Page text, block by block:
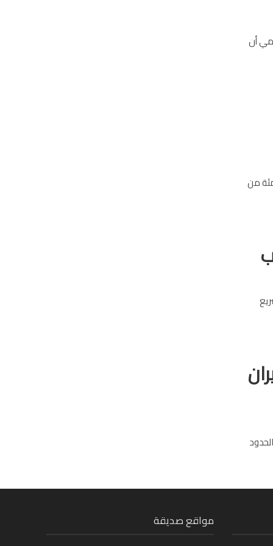
أن
الخد ـ شام الجبلية بولاية صحار الي حوالي 70 بالمئة من
مواقع صديقة